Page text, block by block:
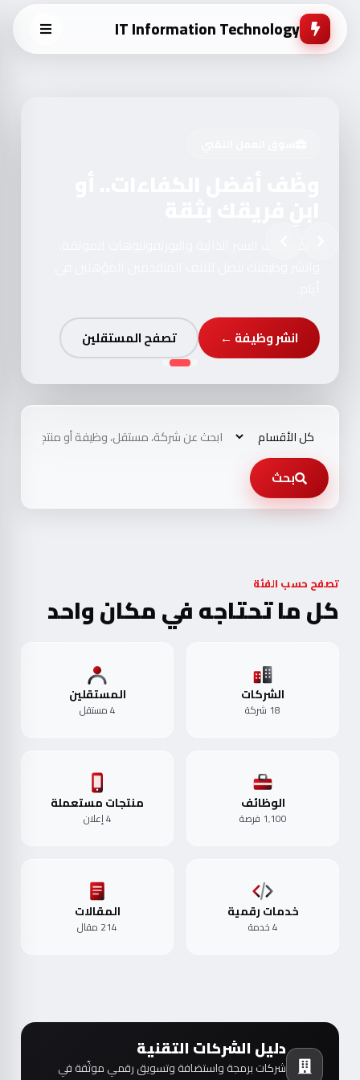
IT Information Technology
انشر وظيفة ← تصفح المستقلين
بحث
تصفح حسب الفئة
كل ما تحتاجه في مكان واحد
الشركات
18 شركة
المستقلين
4 مستقل
الوظائف
1٬100 فرصة
منتجات مستعملة
4 إعلان
خدمات رقمية
4 خدمة
المقالات
214 مقال
دليل الشركات التقنية
شركات برمجة واستضافة وتسويق رقمي موثّقة في